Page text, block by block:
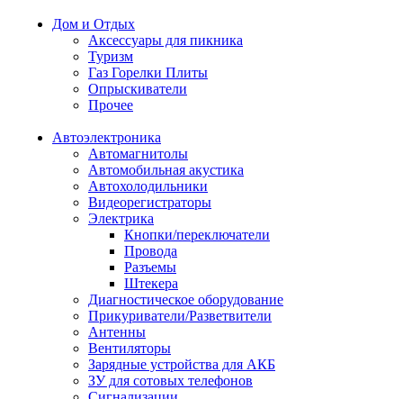
Дом и Отдых
Аксессуары для пикника
Туризм
Газ Горелки Плиты
Опрыскиватели
Прочее
Автоэлектроника
Автомагнитолы
Автомобильная акустика
Автохолодильники
Видеорегистраторы
Электрика
Кнопки/переключатели
Провода
Разъемы
Штекера
Диагностическое оборудование
Прикуриватели/Разветвители
Антенны
Вентиляторы
Зарядные устройства для АКБ
ЗУ для сотовых телефонов